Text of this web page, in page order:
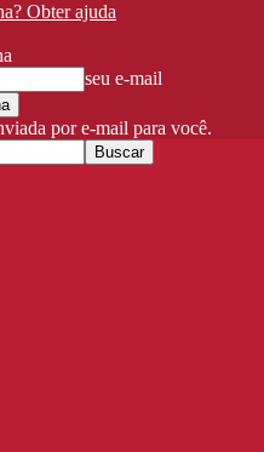
Obter ajuda
seu e-mail
por e-mail para você.